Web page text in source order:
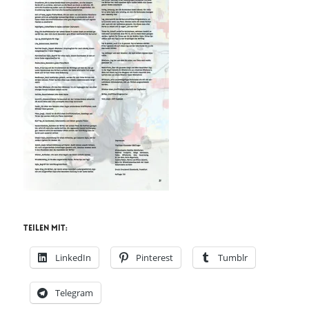
Teilen mit:
LinkedIn Pinterest Tumblr
Telegram